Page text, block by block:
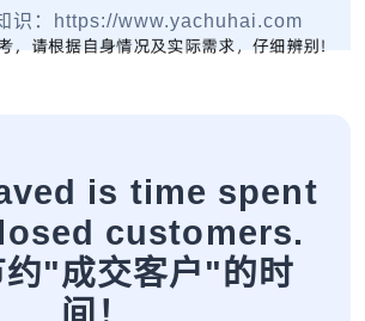
识：https://www.yachuhai.com
is time spent
customers.
约"成交客户"的时